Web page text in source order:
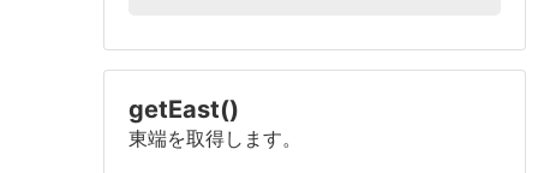
getEast()
東端を取得します。